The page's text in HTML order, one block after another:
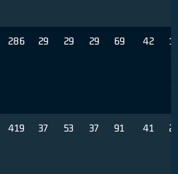
286 29 29 29 69 42 11
419 37 53 37 91 41